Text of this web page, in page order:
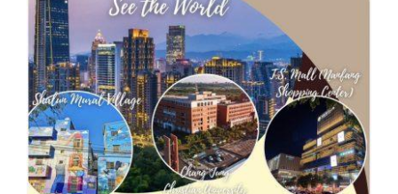
งานวิจัยและนวัตกรรม
เครือข่ายความร่วมมือ
บริการวิชาการ
ความร่วมมือกับต่างประเทศ
ข่าวและกิจกรรม